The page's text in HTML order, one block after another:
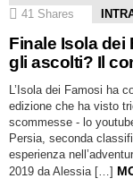
41 Shares
Finale Isola dei
gli ascolti? Il
L’Isola dei Famosi ha
edizione che ha visto
scommesse - lo
Persia, seconda
esperienza
2019 da Alessia […]